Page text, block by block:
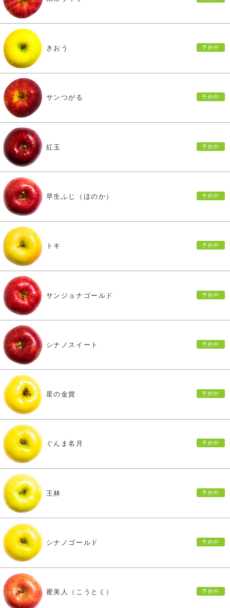
きおう
サンつがる
紅玉
早生ふじ（ほのか）
トキ
サンジョナゴールド
シナノスイート
星の金貨
ぐんま名月
王林
シナノゴールド
蜜美人（こうとく）